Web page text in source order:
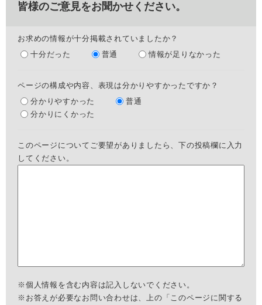
皆様のご意見をお聞かせください。
お求めの情報が十分掲載されていましたか？
十分だった
普通 情報が足りなかった
ページの構成や内容、表現は分かりやすかったですか？
分かりやすかった
普通
分かりにくかった
このページについてご要望がありましたら、下の投稿欄に入力
してください。
※個人情報を含む内容は記入しないでください。
※お答えが必要なお問い合わせは、上の「このページに関する